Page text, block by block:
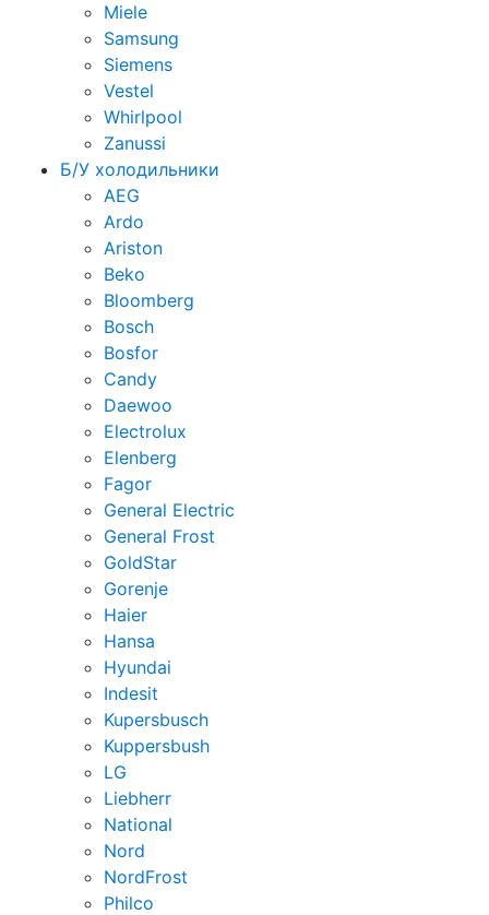
Miele
Samsung
Siemens
Vestel
Whirlpool
Zanussi
Б/У холодильники
AEG
Ardo
Ariston
Beko
Bloomberg
Bosch
Bosfor
Candy
Daewoo
Electrolux
Elenberg
Fagor
General Electric
General Frost
GoldStar
Gorenje
Haier
Hansa
Hyundai
Indesit
Kupersbusch
Kuppersbush
LG
Liebherr
National
Nord
NordFrost
Philco